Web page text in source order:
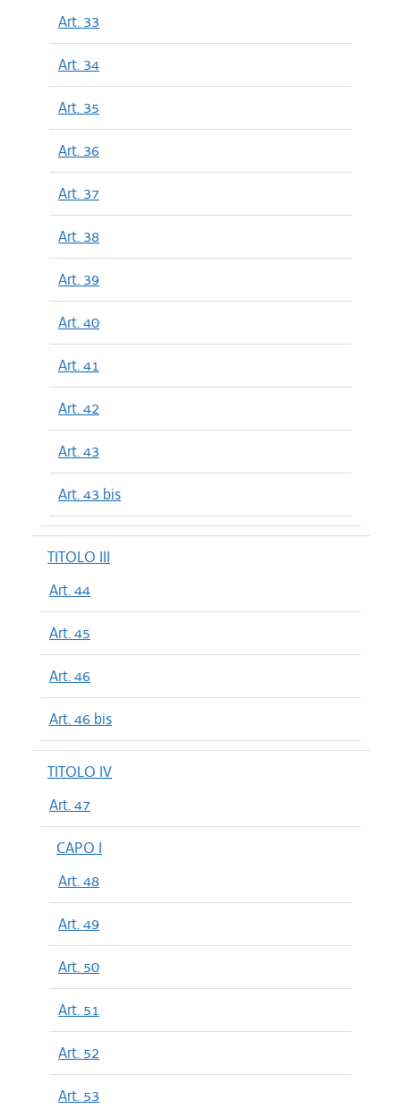
Art. 33
Art. 34
Art. 35
Art. 36
Art. 37
Art. 38
Art. 39
Art. 40
Art. 41
Art. 42
Art. 43
Art. 43 bis
TITOLO III
Art. 44
Art. 45
Art. 46
Art. 46 bis
TITOLO IV
Art. 47
CAPO I
Art. 48
Art. 49
Art. 50
Art. 51
Art. 52
Art. 53